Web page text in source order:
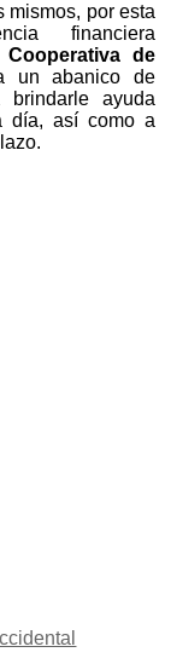
mismos, por esta
financiera
Cooperativa de
un abanico de
brindarle ayuda
día, así como a